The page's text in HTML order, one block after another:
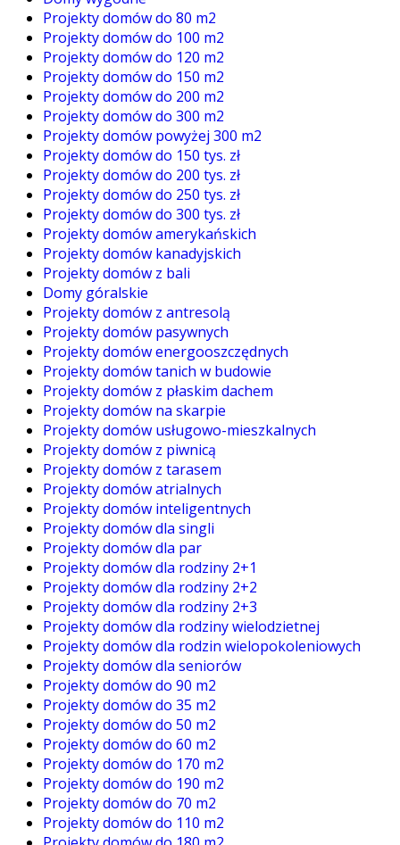
Projekty domów do 80 m2
Projekty domów do 100 m2
Projekty domów do 120 m2
Projekty domów do 150 m2
Projekty domów do 200 m2
Projekty domów do 300 m2
Projekty domów powyżej 300 m2
Projekty domów do 150 tys. zł
Projekty domów do 200 tys. zł
Projekty domów do 250 tys. zł
Projekty domów do 300 tys. zł
Projekty domów amerykańskich
Projekty domów kanadyjskich
Projekty domów z bali
Domy góralskie
Projekty domów z antresolą
Projekty domów pasywnych
Projekty domów energooszczędnych
Projekty domów tanich w budowie
Projekty domów z płaskim dachem
Projekty domów na skarpie
Projekty domów usługowo-mieszkalnych
Projekty domów z piwnicą
Projekty domów z tarasem
Projekty domów atrialnych
Projekty domów inteligentnych
Projekty domów dla singli
Projekty domów dla par
Projekty domów dla rodziny 2+1
Projekty domów dla rodziny 2+2
Projekty domów dla rodziny 2+3
Projekty domów dla rodziny wielodzietnej
Projekty domów dla rodzin wielopokoleniowych
Projekty domów dla seniorów
Projekty domów do 90 m2
Projekty domów do 35 m2
Projekty domów do 50 m2
Projekty domów do 60 m2
Projekty domów do 170 m2
Projekty domów do 190 m2
Projekty domów do 70 m2
Projekty domów do 110 m2